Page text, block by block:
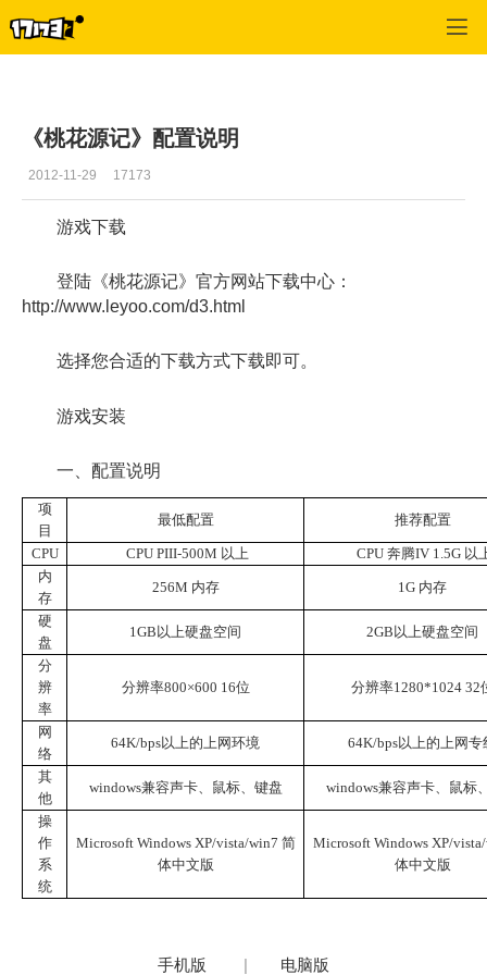
《桃花源记》配置说明
2012-11-29 17173
游戏下载
登陆《桃花源记》官方网站下载中心：
http://www.leyoo.com/d3.html
选择您合适的下载方式下载即可。
游戏安装
一、配置说明
项
目
最低配置 推荐配置
CPU CPU PIII-500M 以上 CPU 奔腾IV 1.5G 以
内
存
256M 内存 1G 内存
硬
盘
1GB 以上硬盘空间 2GB 以上硬盘空间
分
辨
率
分辨率800×600 16位 分辨率1280*1024 32
网
络
64K/bps以上的上网环境 64K/bps以上的上网专
其
他
windows兼容声卡、鼠标、键盘 windows兼容声卡、鼠标
操
作
系
统
Microsoft Windows XP/vista/win7 简
体中文版
Microsoft Windows XP/
体中文版
手机版 电脑版